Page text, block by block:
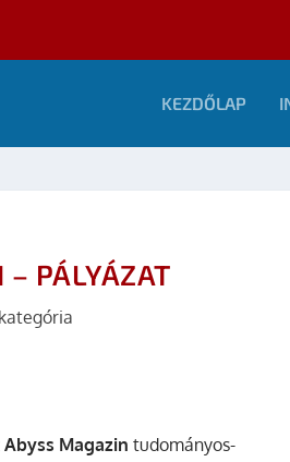
KEZDŐLAP
– PÁLYÁZAT
Abyss Magazin tudományos-